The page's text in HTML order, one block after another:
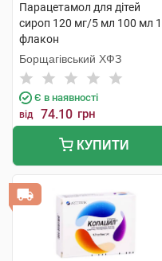
Парацетамол для дітей
сироп 120 мг/5 мл 100 мл 1
флакон
Борщагівський ХФЗ
Є в наявності
від 74.10 грн
КУПИТИ